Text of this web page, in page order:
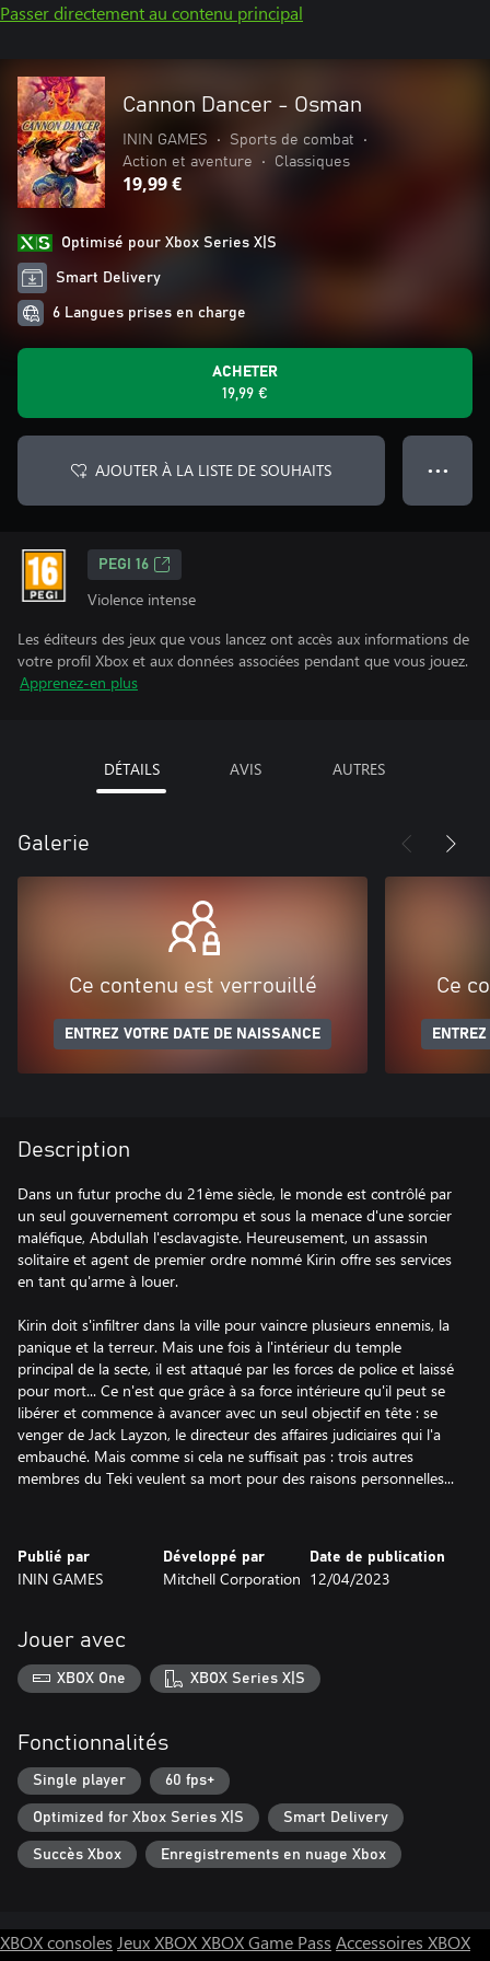
Passer directement au contenu principal
Cannon Dancer - Osman
ININ GAMES • Sports de combat
•
Action et aventure
• Classiques
19,99 €
Optimisé pour Xbox Series X|S
Smart Delivery
6 Langues prises en charge
ACHETER
19,99 €
AJOUTER À LA LISTE DE SOUHAITS ● ● ●
PEGI 16
Violence intense
Les éditeurs des jeux que vous lancez ont accès aux informations de
votre profil Xbox et aux données associées pendant que vous jouez.
Apprenez-en plus
DÉTAILS AVIS AUTRES
Galerie
Ce contenu est verrouillé
ENTREZ VOTRE DATE DE NAISSANCE
Ce
Description
Dans un futur proche du 21ème siècle, le monde est contrôlé par
un seul gouvernement corrompu et sous la menace d'une sorcier
maléfique, Abdullah l'esclavagiste. Heureusement, un assassin
solitaire et agent de premier ordre nommé Kirin offre ses services
en tant qu'arme à louer.
Kirin doit s'infiltrer dans la ville pour vaincre plusieurs ennemis, la
panique et la terreur. Mais une fois à l'intérieur du temple
principal de la secte, il est attaqué par les forces de police et laissé
pour mort... Ce n'est que grâce à sa force intérieure qu'il peut se
libérer et commence à avancer avec un seul objectif en tête : se
venger de Jack Layzon, le directeur des affaires judiciaires qui l'a
embauché. Mais comme si cela ne suffisait pas : trois autres
membres du Teki veulent sa mort pour des raisons personnelles...
Publié par
ININ GAMES
Développé par
Mitchell Corporation
Date de publication
12/04/2023
Jouer avec
XBOX One XBOX Series X|S
Fonctionnalités
Single player 60 fps+
Optimized for Xbox Series X|S Smart Delivery
Succès Xbox Enregistrements en nuage Xbox
XBOX consoles Jeux XBOXXBOX Game Pass Accessoires XBOX